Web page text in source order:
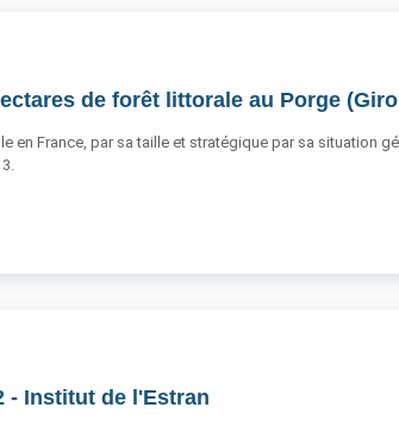
de forêt littorale au Porge
en France, par sa taille et stratégique par sa situation
- Institut de l'Estran